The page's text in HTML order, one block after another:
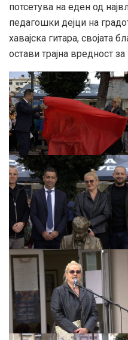
потсетува на еден од
педагошки дејци на
хавајска гитара, својата
остави трајна вредност